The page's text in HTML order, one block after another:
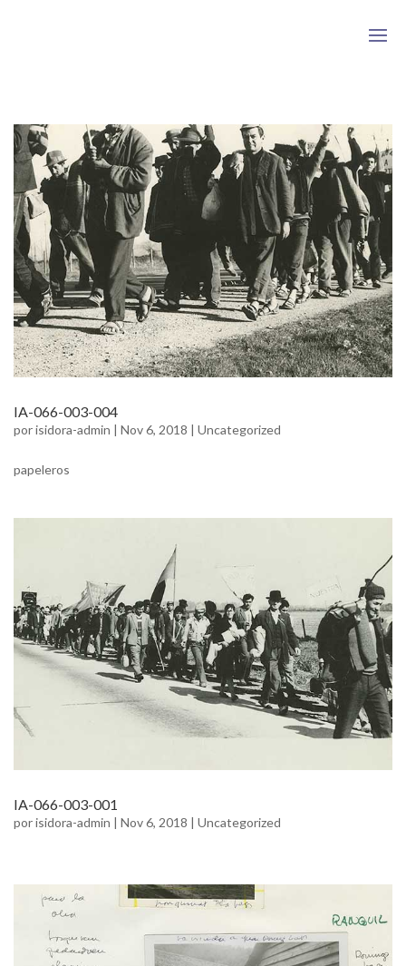
IA-066-003-004
porisidora-admin | Nov 6, 2018 | Uncategorized
papeleros
IA-066-003-001
porisidora-admin | Nov 6, 2018 | Uncategorized